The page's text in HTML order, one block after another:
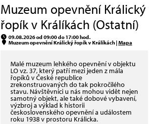
Muzeum opevnění Králický
řopík v Králíkách (Ostatní)
09.08.2026 od 09:00 do 17:00 hod.
Muzeum opevnění Králický řopík v Králíkách |Mapa
Malé muzeum lehkého opevnění v objektu
LO vz. 37, který patří mezi jeden z mála
řopíků v České republice
zrekonstruovaných do tak pokročilého
stavu. Návštěvníci u nás mohou vidět nejen
samotný objekt, ale také dobové vybavení,
výzbroj a výklad k historii
československého opevnění a událostem
roku 1938 v prostoru Králicka.